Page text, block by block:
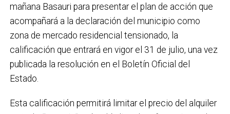
En ese sentido, estamos trabajando en acciones de
clima y energía, entre las que destacan el diseño de
una red de refugios climáticos, junto con un Plan de
Actuación ante Episodios de Altas Temperaturas,
como las que recientemente hemos sufrido.
proyecto de lanueva haurreskola que se construirá en
mañana Basauri para presentar el plan de acción que
acompañará a la declaración del municipio como
zona de mercado residencial tensionado, la
calificación que entrará en vigor el 31 de julio, una vez
publicada la resolución en el Boletín Oficial del
Estado.
Esta calificación permitirá limitar el precio del alquiler